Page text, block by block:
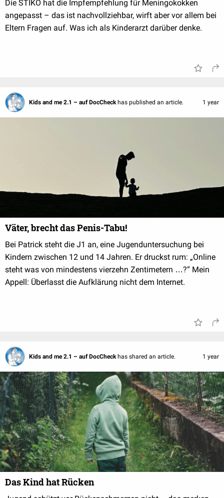
Die STIKO hat die Impfempfehlung für Meningokokken
angepasst – das ist nachvollziehbar, wirft aber vor allem bei
Eltern Fragen auf. Was ich als Kinderarzt darüber denke.
Kids and me 2.1 – auf DocCheck has published an article. 1 year
Väter, brecht das Penis-Tabu!
Bei Patrick steht die J1 an, eine Jugenduntersuchung bei
Kindern zwischen 12 und 14 Jahren. Er druckst rum: „Online
steht was von mindestens vierzehn Zentimetern …?“ Mein
Appell: Überlasst die Aufklärung nicht dem Internet.
Kids and me 2.1 – auf DocCheck has shared an article. 1 year
Das Kind hat Rücken